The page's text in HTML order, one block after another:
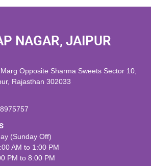
NAGAR, JAIPUR
Opposite Sharma Sweets Sector 10,
Rajasthan 302033
(Sunday Off)
AM to 1:00 PM
PM to 8:00 PM